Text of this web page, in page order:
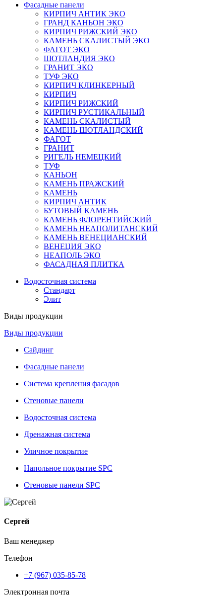
Фасадные панели
КИРПИЧ АНТИК ЭКО
ГРАНД КАНЬОН ЭКО
КИРПИЧ РИЖСКИЙ ЭКО
КАМЕНЬ СКАЛИСТЫЙ ЭКО
ФАГОТ ЭКО
ШОТЛАНДИЯ ЭКО
ГРАНИТ ЭКО
ТУФ ЭКО
КИРПИЧ КЛИНКЕРНЫЙ
КИРПИЧ
КИРПИЧ РИЖСКИЙ
КИРПИЧ РУСТИКАЛЬНЫЙ
КАМЕНЬ СКАЛИСТЫЙ
КАМЕНЬ ШОТЛАНДСКИЙ
ФАГОТ
ГРАНИТ
РИГЕЛЬ НЕМЕЦКИЙ
ТУФ
КАНЬОН
КАМЕНЬ ПРАЖСКИЙ
КАМЕНЬ
КИРПИЧ АНТИК
БУТОВЫЙ КАМЕНЬ
КАМЕНЬ ФЛОРЕНТИЙСКИЙ
КАМЕНЬ НЕАПОЛИТАНСКИЙ
КАМЕНЬ ВЕНЕЦИАНСКИЙ
ВЕНЕЦИЯ ЭКО
НЕАПОЛЬ ЭКО
ФАСАДНАЯ ПЛИТКА
Водосточная система
Стандарт
Элит
Виды продукции
Виды продукции
Сайдинг
Фасадные панели
Система крепления фасадов
Стеновые панели
Водосточная система
Дренажная система
Уличное покрытие
Напольное покрытие SPC
Стеновые панели SPC
Сергей
Ваш менеджер
Телефон
+7 (967) 035-85-78
Электронная почта